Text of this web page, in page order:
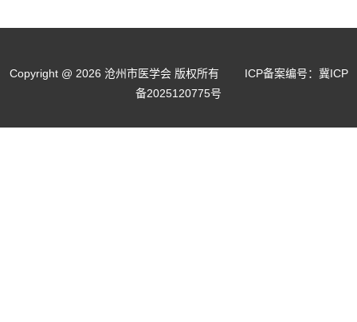
Copyright @ 2026 沧州市医学会 版权所有 ICP备案编号：冀ICP
备2025120775号